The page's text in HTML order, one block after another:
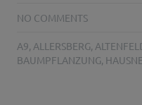
NO COMMENTS
A9, ALLERSBERG,
BAUMPFLANZUNG,